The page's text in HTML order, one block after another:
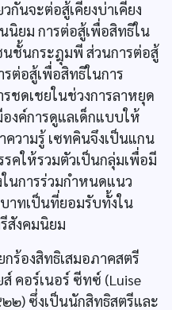
นจะต่อสู้เคียงบ่าเคียง
นิยม การต่อสู้เพื่อสิทธิใน
นชั้นกระฎุมพี ส่วนการต่อสู้
ต่อสู้เพื่อสิทธิในการ
ชดเชยในช่วงการลาหยุด
งค์การดูแลเด็กแบบให้
ความรู้ เซทคินจึงเป็นแกน
คให้รวมตัวเป็นกลุ่มเพื่อมี
นการร่วมกำหนดแนว
าทเป็นที่ยอมรับทั้งใน
สังคมนิยม
ร้องสิทธิเสมอภาคสตรี
คอร์เนอร์ ซีทซ์ (Luise
๒) ซึ่งเป็นนักสิทธิสตรีและ